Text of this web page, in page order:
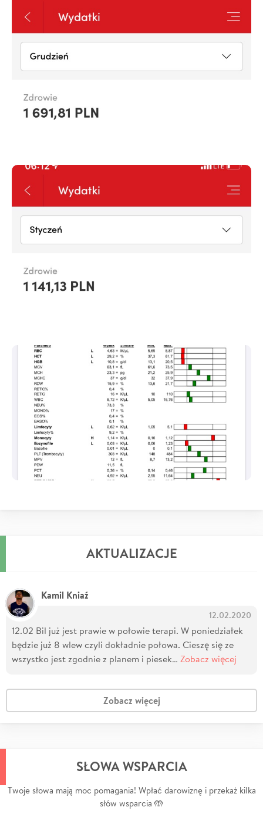
AKTUALIZACJE
Kamil Kniaź
12.02.2020
12.02 Bil już jest prawie w połowie terapi. W poniedziałek
będzie już 8 wlew czyli dokładnie połowa. Cieszę się ze
wszystko jest zgodnie z planem i piesek… Zobacz więcej
Zobacz więcej
SŁOWA WSPARCIA
Twoje słowa mają moc pomagania! Wpłać darowiznę i przekaż kilka
słów wsparcia 🤲